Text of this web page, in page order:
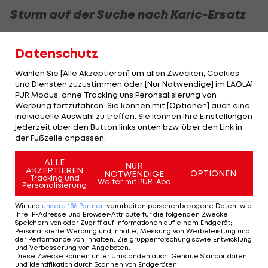
Sturm auf der Suche nach Karic-Ersatz
jährigen Linksverteidiger Lewicki dran sein und in
Kürze ein offizielles Angebot abgeben.
Vor wenigen Tagen wurden die Steirer bereits mit
Außenverteidiger Jakub Krzyzanowski von Wisla
Krakau in Verbindung gebracht (hier nachlesen
>>>
Bekanntlich hat Linksverteidiger
Emir Karic Sturm
im Sommer in Richtung MLS verlassen
Zum Stammspieler entwickelt
Auch die Go Ahead Eagles aus der Eredivisie sollen
Datenschutz
Wählen Sie [Alle Akzeptieren] um allen Zwecken, Cookies
und Diensten zuzustimmen oder [Nur Notwendige] im LAOLA1
PUR Modus, ohne Tracking uns Peronsalisierung von
Werbung fortzufahren. Sie können mit [Optionen] auch eine
individuelle Auswahl zu treffen. Sie können Ihre Einstellungen
jederzeit über den Button links unten bzw. über den Link in
der Fußzeile anpassen.
ALLE
AKZEPTIEREN
Tracking und
Personalisierung
NUR
NOTWENDIGE
Weiter mit PUR-Abo
OPTIONEN
Wir und unsere 186 Partner verarbeiten personenbezogene Daten, wie
Ihre IP-Adresse und Browser-Attribute für die folgenden Zwecke:
Speichern von oder Zugriff auf Informationen auf einem Endgerät;
Personalisierte Werbung und Inhalte, Messung von Werbeleistung und
der Performance von Inhalten, Zielgruppenforschung sowie Entwicklung
und Verbesserung von Angeboten
Diese Zwecke können unter Umständen auch: Genaue Standortdaten
und Identifikation durch Scannen von Endgeräten